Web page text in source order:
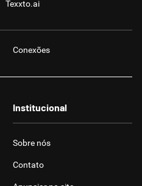
Texxto.ai
Conexões
Institucional
Sobre nós
Contato